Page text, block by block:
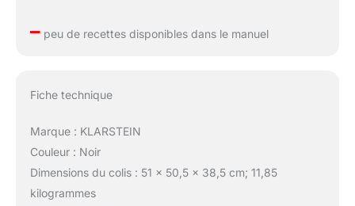
–peu de recettes disponibles dans le manuel
Fiche technique
Marque : KLARSTEIN
Couleur : Noir
Dimensions du colis : 51 x 50,5 x 38,5 cm; 11,85
kilogrammes